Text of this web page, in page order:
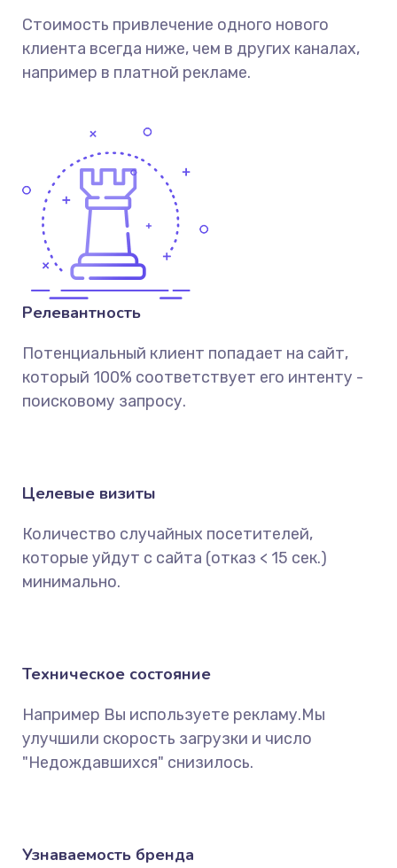
Стоимость привлечение одного нового
клиента всегда ниже, чем в других каналах,
например в платной рекламе.
Релевантность
Потенциальный клиент попадает на сайт,
который 100% соответствует его интенту -
поисковому запросу.
Целевые визиты
Количество случайных посетителей,
которые уйдут с сайта (отказ < 15 сек.)
минимально.
Техническое состояние
Например Вы используете рекламу.Мы
улучшили скорость загрузки и число
"Недождавшихся" снизилось.
Узнаваемость бренда